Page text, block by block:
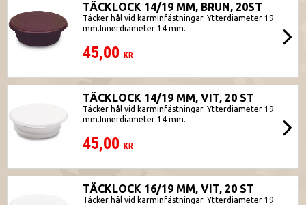
TÄCKLOCK 14/19 MM, BRUN, 20ST
Täcker hål vid karminfästningar. Ytterdiameter 19
mm.Innerdiameter 14 mm.
45,00 KR
TÄCKLOCK 14/19 MM, VIT, 20 ST
Täcker hål vid karminfästningar. Ytterdiameter 19
mm.Innerdiameter 14 mm.
45,00 KR
TÄCKLOCK 16/19 MM, VIT, 20 ST
Täcker hål vid karminfästningar. Ytterdiameter 19